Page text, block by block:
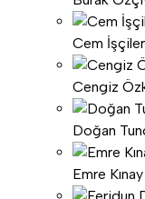
Cem İşçiler
Cengiz
Doğan
Emre Kınay